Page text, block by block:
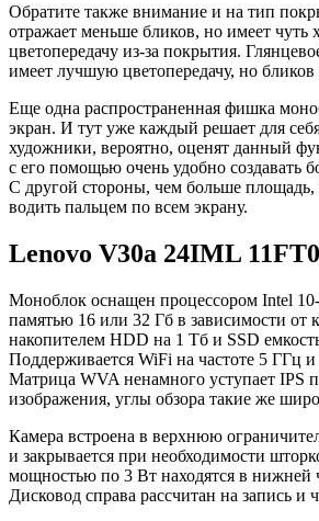
Обратите также внимание и на тип
отражает меньше бликов, но имеет чуть
цветопередачу из-за покрытия.
имеет лучшую цветопередачу, но
Еще одна распространенная фишка
экран. И тут уже каждый решает для
художники, вероятно, оценят данный
с его помощью очень удобно создавать
С другой стороны, чем больше площадь,
водить пальцем по всем экрану.
Lenovo V30a 24IML
Моноблок оснащен процессором Intel
памятью 16 или 32 Гб в зависимости от
накопителем HDD на 1 Тб и SSD
Поддерживается WiFi на частоте 5 ГГц
Матрица WVA ненамного уступает IPS
изображения, углы обзора такие же
Камера встроена в верхнюю
и закрывается при необходимости
мощностью по 3 Вт находятся в нижней
Дисковод справа рассчитан на запись и